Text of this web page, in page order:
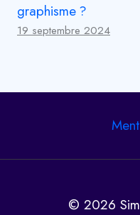
graphisme ?
19 septembre 2024
© 2026